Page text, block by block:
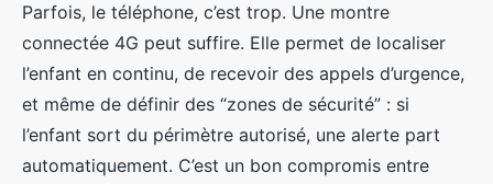
Parfois, le téléphone, c’est trop. Une montre
connectée 4G peut suffire. Elle permet de localiser
l’enfant en continu, de recevoir des appels d’urgence,
et même de définir des “zones de sécurité” : si
l’enfant sort du périmètre autorisé, une alerte part
automatiquement. C’est un bon compromis entre